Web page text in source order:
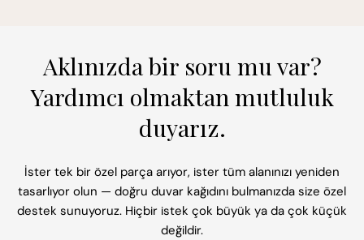
Aklınızda bir soru mu var?
Yardımcı olmaktan mutluluk
duyarız.
İster tek bir özel parça arıyor, ister tüm alanınızı yeniden
tasarlıyor olun — doğru duvar kağıdını bulmanızda size özel
destek sunuyoruz. Hiçbir istek çok büyük ya da çok küçük
değildir.